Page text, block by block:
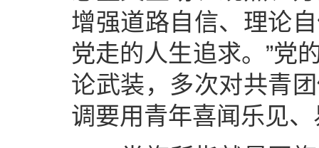
增强道路自信、理论
党走的人生追求。”党
论武装，多次对共青
调要用青年喜闻乐见